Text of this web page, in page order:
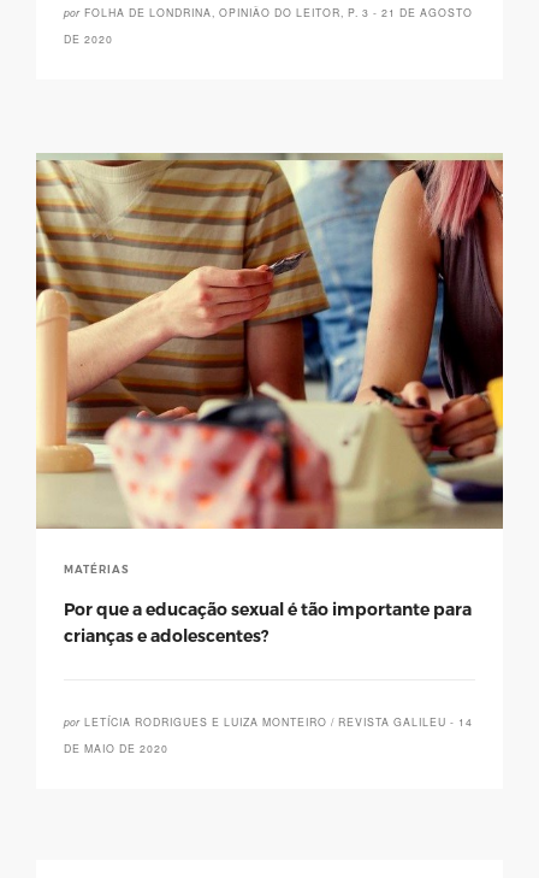
por FOLHA DE LONDRINA, OPINIÃO DO LEITOR, P. 3 - 21 DE AGOSTO
DE 2020
MATÉRIAS
Por que a educação sexual é tão importante para
crianças e adolescentes?
por LETÍCIA RODRIGUES E LUIZA MONTEIRO / REVISTA GALILEU - 14
DE MAIO DE 2020